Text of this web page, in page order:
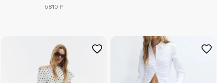
5810 ₽